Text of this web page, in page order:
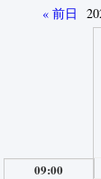
« 前日
09:00